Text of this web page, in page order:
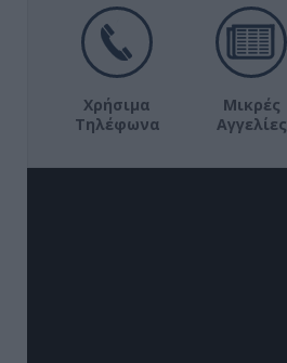
Χρήσιμα
Τηλέφωνα
Μικρές
Αγγελίες